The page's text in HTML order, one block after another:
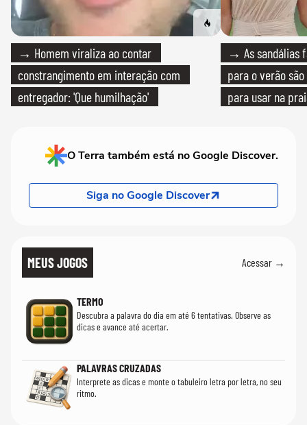
→ Homem viraliza ao contar
constrangimento em interação com
entregador: 'Que humilhação'
→ As sandálias
para o verão
para usar na
O Terra também está no Google Discover.
Siga no Google Discover
MEUS JOGOS Acessar →
TERMO
Descubra a palavra do dia em até 6 tentativas. Observe as
dicas e avance até acertar.
PALAVRAS CRUZADAS
Interprete as dicas e monte o tabuleiro letra por letra, no seu
ritmo.